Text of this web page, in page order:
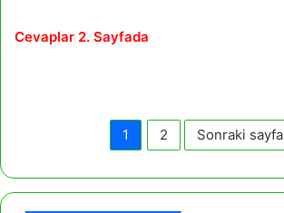
Cevaplar 2. Sayfada
1 2 Sonraki sayfa